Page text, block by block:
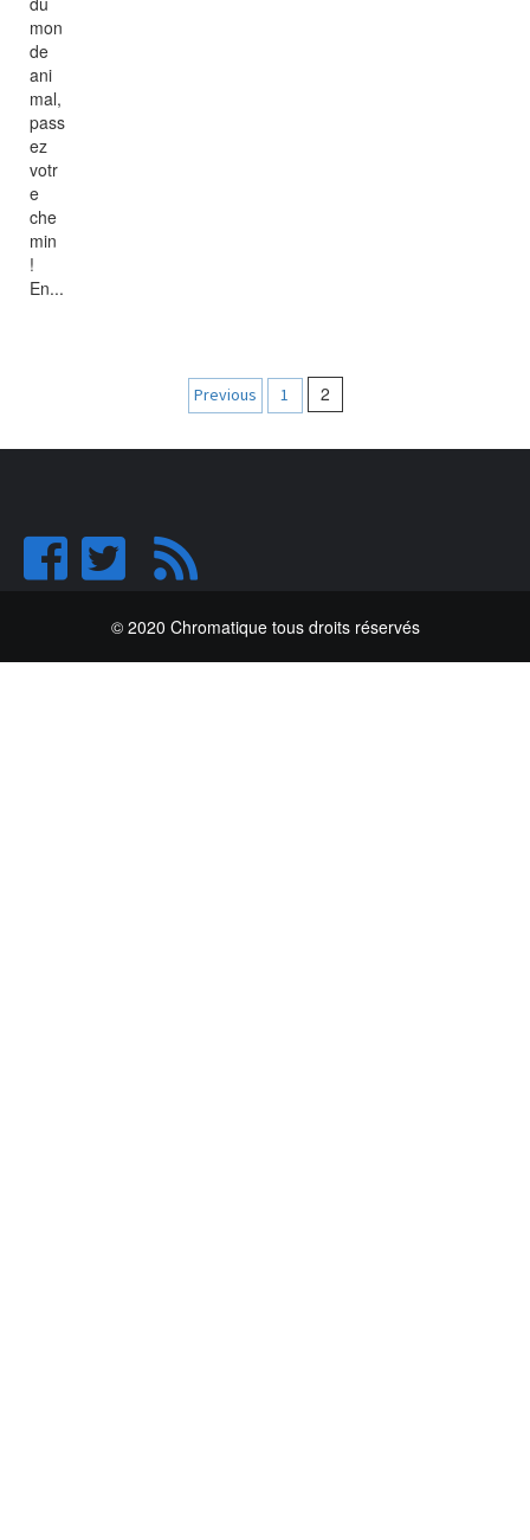
mon
de
ani
mal,
pass
ez
votr
e
che
min
!
En...
Navigation
des
articles
Previous 1 2
© 2020 Chromatique tous droits réservés